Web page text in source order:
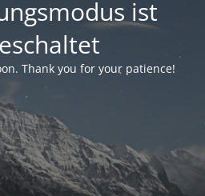
ist
Thank you for your patience!